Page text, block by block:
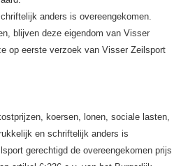
anders is overeengekomen.
blijven deze eigendom van Visser
op eerste verzoek van Visser Zeilsport
koersen, lonen, sociale lasten,
en schriftelijk anders is
gerechtigd de overeengekomen prijs